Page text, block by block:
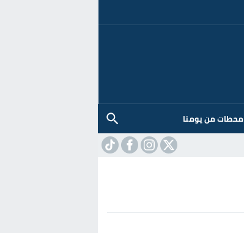
محطات من يومنا